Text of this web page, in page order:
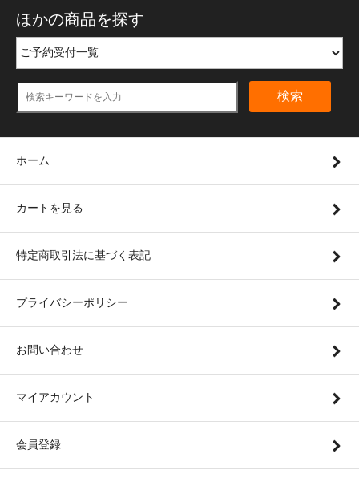
ほかの商品を探す
検索
ホーム
カートを見る
特定商取引法に基づく表記
プライバシーポリシー
お問い合わせ
マイアカウント
会員登録